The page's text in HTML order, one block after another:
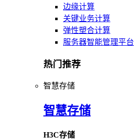
边缘计算
关键业务计算
弹性塑合计算
服务器智能管理平台
热门推荐
智慧存储
智慧存储
H3C存储